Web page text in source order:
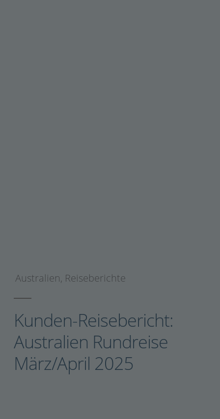
Australien, Reiseberichte
Kunden-Reisebericht:
Australien Rundreise
März/April 2025